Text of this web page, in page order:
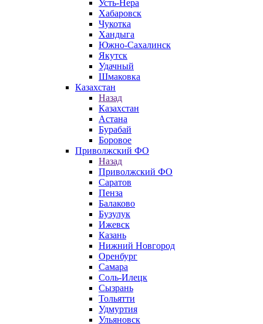
Усть-Нера
Хабаровск
Чукотка
Хандыга
Южно-Сахалинск
Якутск
Удачный
Шмаковка
Казахстан
Назад
Казахстан
Астана
Бурабай
Боровое
Приволжский ФО
Назад
Приволжский ФО
Саратов
Пенза
Балаково
Бузулук
Ижевск
Казань
Нижний Новгород
Оренбург
Самара
Соль-Илецк
Сызрань
Тольятти
Удмуртия
Ульяновск